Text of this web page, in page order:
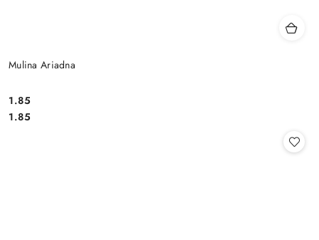
Mulina Ariadna
Cena:
1.85
Cena:
1.85